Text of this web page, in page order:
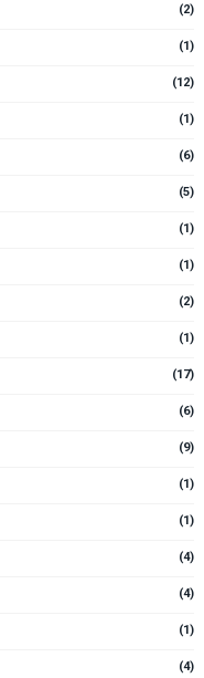
(2)
(1)
(12)
(1)
(6)
(5)
(1)
(1)
(2)
(1)
(17)
(6)
(9)
(1)
(1)
(4)
(4)
(1)
(4)